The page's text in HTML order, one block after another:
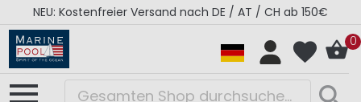
NEU: Kostenfreier Versand nach DE / AT / CH ab 150€
0